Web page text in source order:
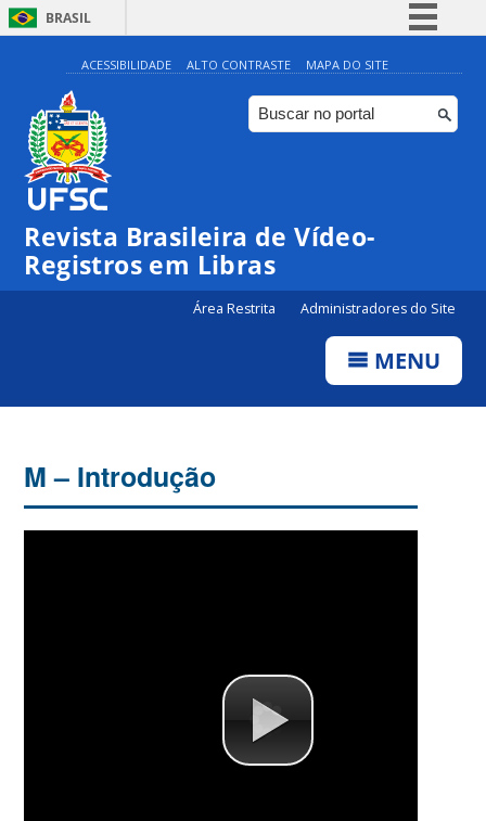
BRASIL
Simplifique!
Comunica BR
Participe
Canais
ACESSIBILIDADE ALTO CONTRASTE MAPA DO SITE
Revista Brasileira de Vídeo-
Registros em Libras
Área Restrita Administradores do Site
MENU
M – Introdução